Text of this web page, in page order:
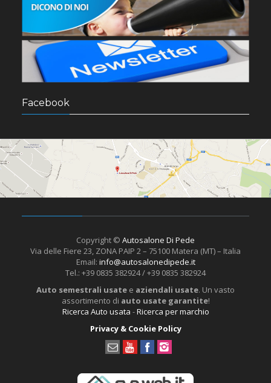
Facebook
Copyright © Autosalone Di Pede
Via delle Fiere 23, ZONA PAIP 2 – 75100 Matera (MT) – Italia
Email: info@autosalonedipede.it
Tel.: +39 0835 382924 / +39 0835 382924
Auto semestrali usate e aziendali usate. Un vasto
assortimento di auto usate garantite!
Ricerca Auto usata -Ricerca per marchio
Privacy & Cookie Policy